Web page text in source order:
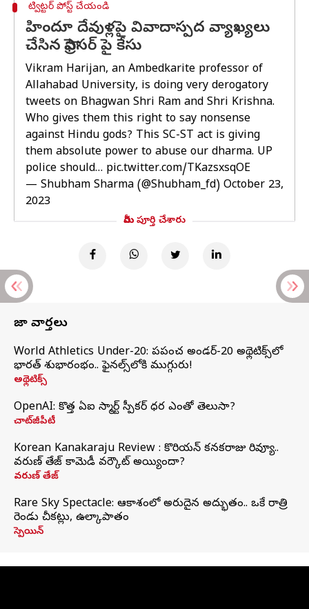
ట్విట్టర్ పోస్ట్ చేయండి
హిందూ దేవుళ్లపై వివాదాస్పద వ్యాఖ్యలు
చేసిన ప్రొఫెసర్ పై కేసు
Vikram Harijan, an Ambedkarite professor of
Allahabad University, is doing very derogatory
tweets on Bhagwan Shri Ram and Shri Krishna.
Who gives them this right to say nonsense
against Hindu gods? This SC-ST act is giving
them absolute power to abuse our dharma. UP
police should… pic.twitter.com/TKazsxsqOE
— Shubham Sharma (@Shubham_fd) October 23,
2023
మీరు పూర్తి చేశారు
తాజా వార్తలు
World Athletics Under-20: ప్రపంచ అండర్-20 అథ్లెటిక్స్‌లో
భారత్‌ శుభారంభం.. ఫైనల్స్‌లోకి ముగ్గురు!
అథ్లెటిక్స్
OpenAI: కొత్త ఏఐ స్మార్ట్ స్పీకర్ ధర ఎంతో తెలుసా?
చాట్‌జీపీటీ
Korean Kanakaraju Review : కొరియన్ కనకరాజు రివ్యూ..
వరుణ్ తేజ్ కామెడీ వర్కౌట్ అయ్యిందా?
వరుణ్ తేజ్
Rare Sky Spectacle: ఆకాశంలో అరుదైన అద్భుతం.. ఒకే రాత్రి
రెండు చీకట్లు, ఉల్కాపాతం
స్పెయిన్